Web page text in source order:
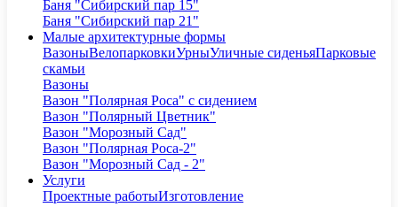
Баня "Сибирский пар 15"
Баня "Сибирский пар 21"
Малые архитектурные формы
ВазоныВелопарковкиУрныУличные сиденьяПарковые
скамьи
Вазоны
Вазон "Полярная Роса" с сидением
Вазон "Полярный Цветник"
Вазон "Морозный Сад"
Вазон "Полярная Роса-2"
Вазон "Морозный Сад - 2"
Услуги
Проектные работыИзготовление